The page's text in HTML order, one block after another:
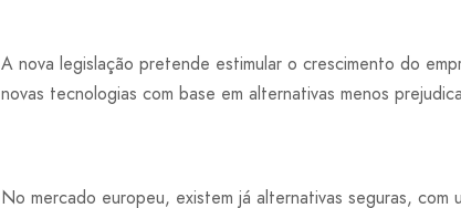
A nova legislação pretende estimular o crescimento do
novas tecnologias com base em alternativas menos
No mercado europeu, existem já alternativas seguras,